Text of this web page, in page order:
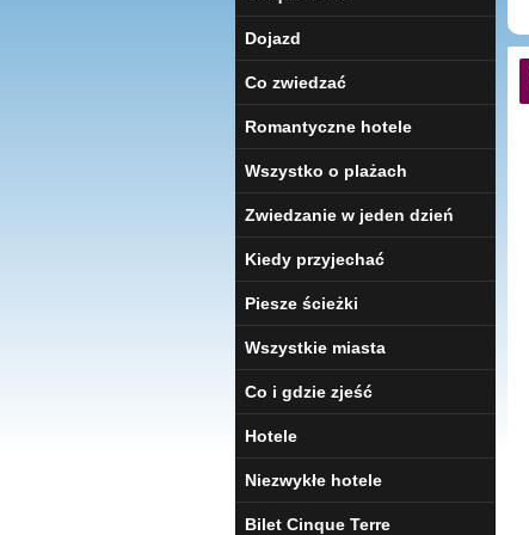
Dojazd
Co zwiedzać
Romantyczne hotele
Wszystko o plażach
Zwiedzanie w jeden dzień
Kiedy przyjechać
Piesze ścieżki
Wszystkie miasta
Co i gdzie zjeść
Hotele
Niezwykłe hotele
Bilet Cinque Terre